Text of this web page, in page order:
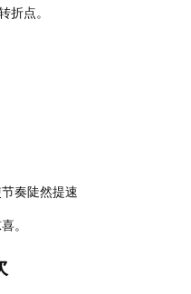
折点。
奏陡然提速
。